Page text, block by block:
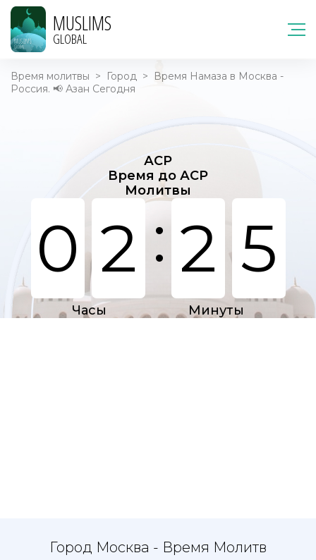
MUSLIMS
GLOBAL
Время молитвы > Город >
Время Намаза в Москва -
Россия. 📢 Азан Сегодня
АСР
Время до АСР
Молитвы
0 2 : 2 5
Часы Минуты
Город Москва - Время Молитв